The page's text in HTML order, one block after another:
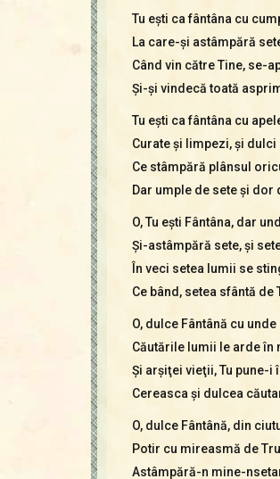
Tu eşti ca fântâna cu
La care-şi astâmpără
Când vin către Tine, se-
Şi-şi vindecă toată
Tu eşti ca fântâna cu
Curate şi limpezi, şi
Ce stâmpără plânsul
Dar umple de sete şi dor
O, Tu eşti Fântâna, dar
Şi-astâmpără sete, şi
În veci setea lumii se
Ce bând, setea sfântă
O, dulce Fântână cu
Căutările lumii le arde în
Şi arşiţei vieţii, Tu pune-i
Cereasca şi dulcea
O, dulce Fântână, din
Potir cu mireasmă de
Astâmpără-n mine-